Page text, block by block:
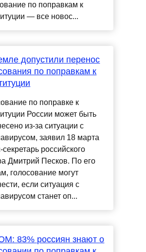
по поправкам к
— все новос...
допустили перенос
по поправкам к
по поправке к
России может быть
из-за ситуации с
заявил 18 марта
секретарь российского
Дмитрий Песков. По его
голосование могут
если ситуация с
станет оп...
83% россиян знают о